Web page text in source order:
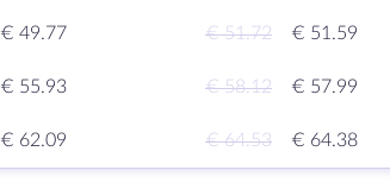
€ 49.77 € 51.72 € 51.59
€ 55.93 € 58.12 € 57.99
€ 62.09 € 64.53 € 64.38